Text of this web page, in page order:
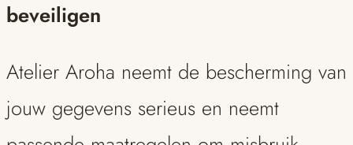
beveiligen
Atelier Aroha neemt de bescherming van
jouw gegevens serieus en neemt